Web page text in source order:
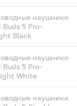
наушники
Buds 5 Pro-
Black
наушники
Buds 5 Pro-
White
наушники